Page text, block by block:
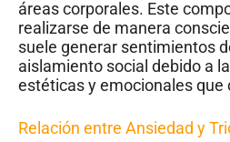
áreas corporales. Este
realizarse de manera
suele generar sentimientos
aislamiento social debido a
estéticas y emocionales que
Relación entre Ansiedad y